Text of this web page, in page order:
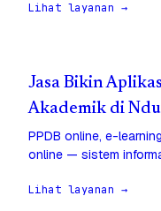
Lihat layanan →
Jasa Bikin
Akademik di
PPDB online, e-
online — sistem
Lihat layanan →